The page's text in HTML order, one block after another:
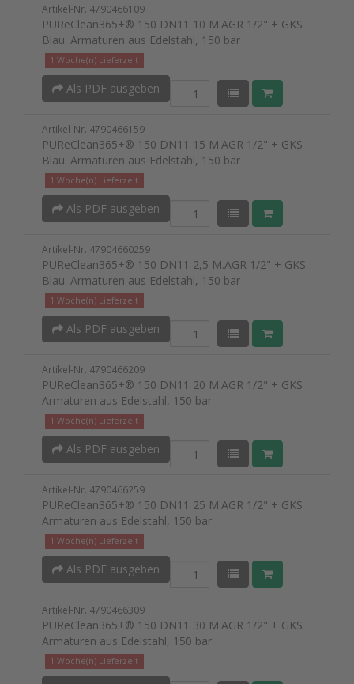
Artikel-Nr. 4790466109
PUReClean365+® 150 DN11 10 M.AGR 1/2" + GKS
Blau. Armaturen aus Edelstahl, 150 bar
1 Woche(n) Lieferzeit
Als PDF ausgeben
Artikel-Nr. 4790466159
PUReClean365+® 150 DN11 15 M.AGR 1/2" + GKS
Blau. Armaturen aus Edelstahl, 150 bar
1 Woche(n) Lieferzeit
Als PDF ausgeben
Artikel-Nr. 47904660259
PUReClean365+® 150 DN11 2,5 M.AGR 1/2" + GKS
Blau. Armaturen aus Edelstahl, 150 bar
1 Woche(n) Lieferzeit
Als PDF ausgeben
Artikel-Nr. 4790466209
PUReClean365+® 150 DN11 20 M.AGR 1/2" + GKS
Armaturen aus Edelstahl, 150 bar
1 Woche(n) Lieferzeit
Als PDF ausgeben
Artikel-Nr. 4790466259
PUReClean365+® 150 DN11 25 M.AGR 1/2" + GKS
Armaturen aus Edelstahl, 150 bar
1 Woche(n) Lieferzeit
Als PDF ausgeben
Artikel-Nr. 4790466309
PUReClean365+® 150 DN11 30 M.AGR 1/2" + GKS
Armaturen aus Edelstahl, 150 bar
1 Woche(n) Lieferzeit